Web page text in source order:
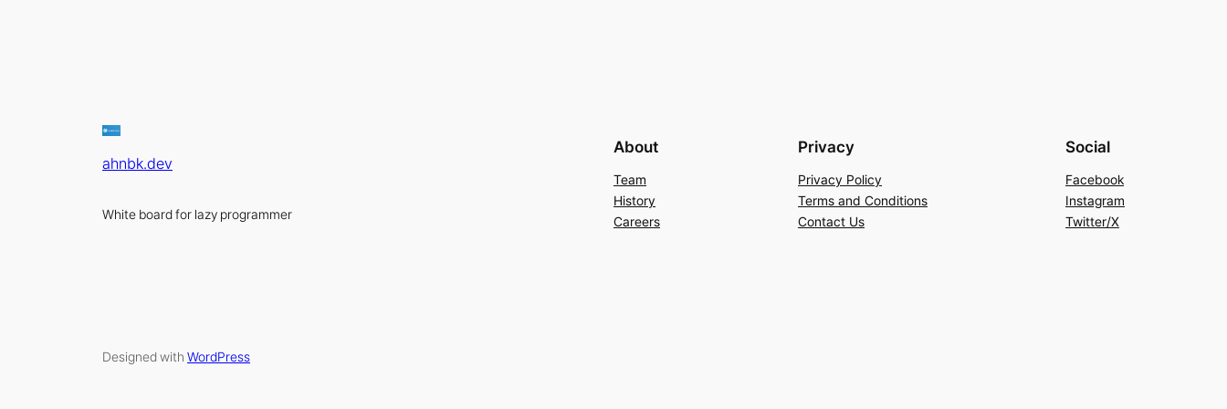
ahnbk.dev
White board for lazy programmer
About
Team
History
Careers
Privacy
Privacy Policy
Terms and Conditions
Contact Us
Social
Facebook
Instagram
Twitter/X
Designed with WordPress